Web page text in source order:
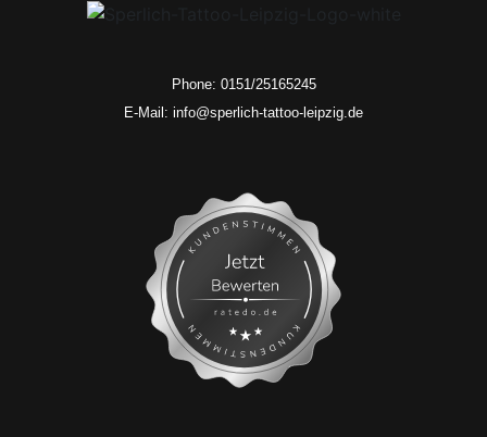
Phone: 0151/25165245
E-Mail: info@sperlich-tattoo-leipzig.de